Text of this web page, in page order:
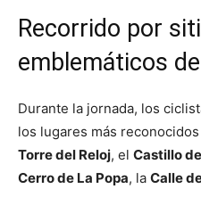
Recorrido por
emblemáticos
Durante la jornada, los
los lugares más
Torre del Reloj, el Castillo
Cerro de La Popa, la Calle